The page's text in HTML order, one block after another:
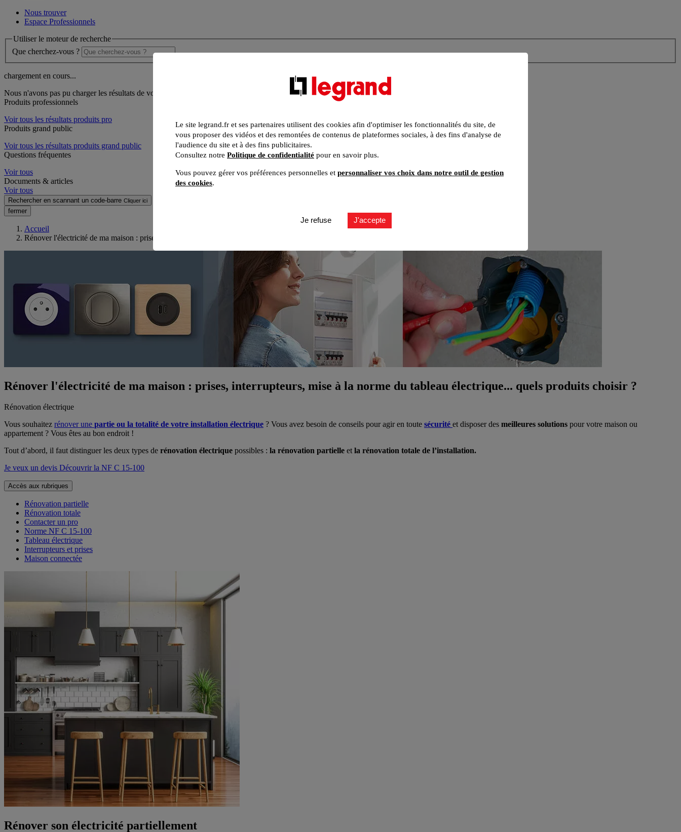
Nous trouver
Espace Professionnels
Utiliser le moteur de recherche
Que cherchez-vous ?
chargement en cours...
Nous n'avons pas pu charger les résultats de votre recherche
Produits professionnels
Voir tous les résultats produits pro
Produits grand public
Voir tous les résultats produits grand public
Questions fréquentes
Voir tous
Documents & articles
Voir tous
Rechercher en scannant un code-barre Cliquer ici
fermer
Accueil
Rénover l'électricité de ma maison : prises, interrupteurs, mise à la norme du tableau électrique... quels produits choisir ?
Rénover l'électricité de ma maison : prises, interrupteurs, mise à la norme du tableau électrique... quels produits choisir ?
Rénovation électrique
Vous souhaitez rénover une partie ou la totalité de votre installation électrique ? Vous avez besoin de conseils pour agir en toute sécurité et disposer des meilleures solutions pour votre maison ou
appartement ? Vous êtes au bon endroit !
Tout d’abord, il faut distinguer les deux types de rénovation électrique possibles : la rénovation partielle etla rénovation totale de l’installation.
Je veux un devis Découvrir la NF C 15-100
Accès aux rubriques
Rénovation partielle
Rénovation totale
Contacter un pro
Norme NF C 15-100
Tableau électrique
Interrupteurs et prises
Maison connectée
Rénover son électricité partiellement
Le site legrand.fr et ses partenaires utilisent des cookies afin d'optimiser les fonctionnalités du site, de
vous proposer des vidéos et des remontées de contenus de plateformes sociales, à des fins d'analyse de
l'audience du site et à des fins publicitaires.
Consultez notre Politique de confidentialité pour en savoir plus.
Vous pouvez gérer vos préférences personnelles et personnaliser vos choix dans notre outil de gestion
des cookies.
Je refuse J'accepte